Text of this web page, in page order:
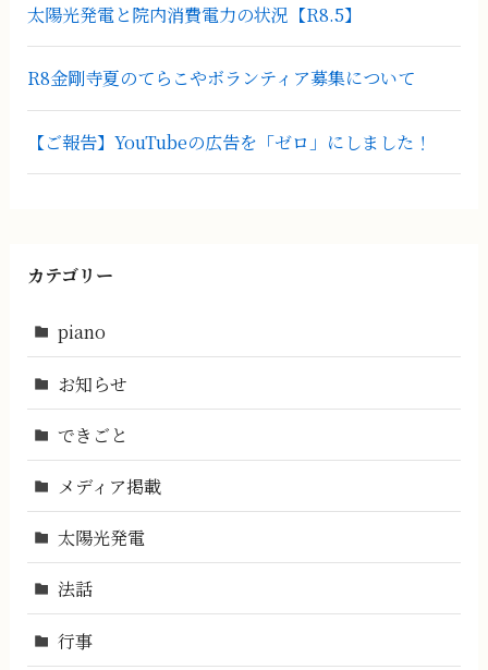
太陽光発電と院内消費電力の状況【R8.5】
R8金剛寺夏のてらこやボランティア募集について
【ご報告】YouTubeの広告を「ゼロ」にしました！
カテゴリー
piano
お知らせ
できごと
メディア掲載
太陽光発電
法話
行事